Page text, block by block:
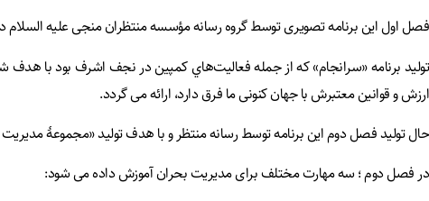
فصل اول این برنامه تصويری توسط گروه رسانه مؤسسه منتظران منجی علیه
توليد برنامه «سرانجام» که از جمله فعاليت‌هاي کمپين در نجف اشرف بود با
ارزش و قوانين معتبرش با جهان کنونی ما فرق دارد، ارائه می گردد.
حال تولید فصل دوم اين برنامه توسط رسانه منتظر و با هدف توليد «مجموعۀ مديريت بحران»
در فصل دوم ؛ سه مهارت مختلف برای مديريت بحران آموزش داده می شود: